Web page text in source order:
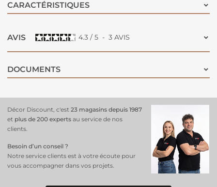
CARACTÉRISTIQUES
AVIS 4.3 / 5 - 3 AVIS
DOCUMENTS
Décor Discount, c'est 23 magasins depuis 1987
et plus de 200 experts au service de nos
clients.
Besoin d’un conseil ?
Notre service clients est à votre écoute pour
vous accompagner dans vos projets.